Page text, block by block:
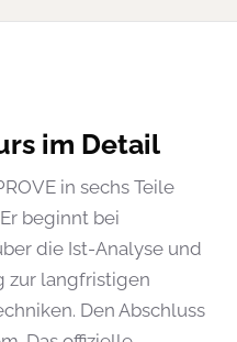
im Detail
in sechs Teile
beginnt bei
die Ist-Analyse und
zur langfristigen
Den Abschluss